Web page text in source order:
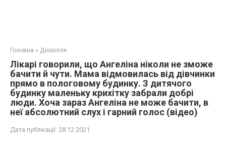
Головна » Дозвілля
Лікарі говорили, що Ангеліна ніколи не зможе
бачити й чути. Мама відмовилась від дівчинки
прямо в пологовому будинку. З дитячого
будинку маленьку крихітку забрали добрі
люди. Хоча зараз Ангеліна не може бачити, в
неї абсолютний слух і гарний голос (відео)
Дата публікації: 28.12.2021